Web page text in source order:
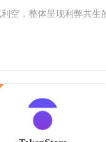
空，整体呈现利弊共